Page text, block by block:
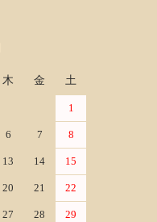
木 金 土
1
6 7 8
13 14 15
20 21 22
27 28 29